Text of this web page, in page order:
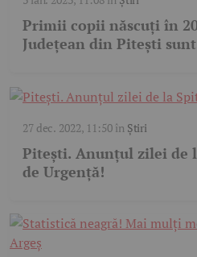
Primii copii născuți în
Județean din Pitești
27 dec. 2022, 11:50în Știri
Pitești. Anunțul zilei de
de Urgență!